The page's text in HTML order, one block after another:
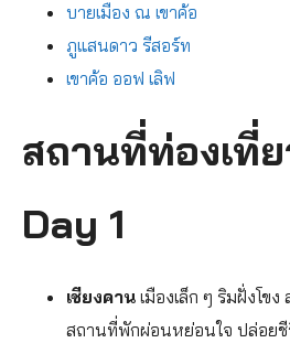
บายเมือง ณ เขาค้อ
ภูแสนดาว รีสอร์ท
เขาค้อ ออฟ เลิฟ
สถานที่ท่องเที่
Day 1
เชียงคาน เมืองเล็ก ๆ ริมฝั่งโข
สถานที่พักผ่อนหย่อนใจ ปล่อยชี